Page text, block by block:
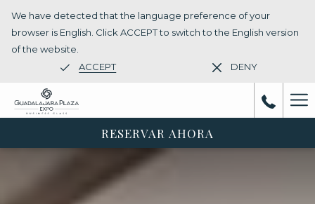
We have detected that the language preference of your
browser is English. Click ACCEPT to switch to the English version
of the website.
ACCEPT
DENY
RESERVAR AHORA